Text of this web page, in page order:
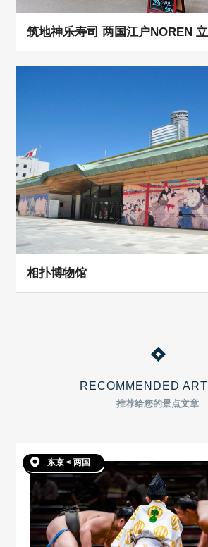
筑地神乐寿司 两国江户NOREN
相扑博物馆
RECOMMENDED
推荐给您的景点文章
东京 < 两国